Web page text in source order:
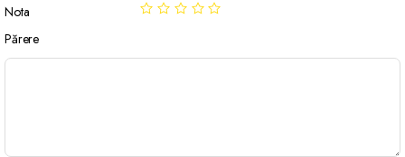
Nota
Părere